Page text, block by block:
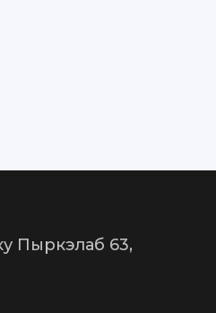
Пыркэлаб 63,